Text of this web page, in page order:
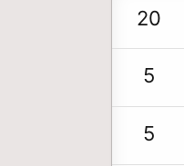
20
5
5